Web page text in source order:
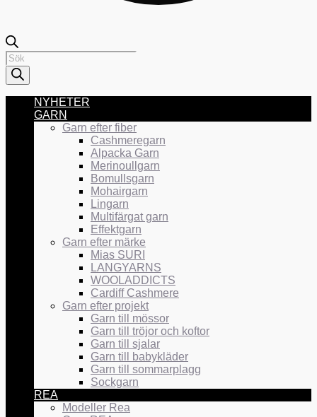
Products
search
NYHETER
GARN
Garn efter fiber
Cashmeregarn
Alpacka Garn
Merinoullgarn
Bomullsgarn
Mohairgarn
Lingarn
Multifärgat garn
Effektgarn
Garn efter märke
Mias SURI
LANGYARNS
WOOLADDICTS
Cardiff Cashmere
Garn efter projekt
Garn till mössor
Garn till tröjor och koftor
Garn till sjalar
Garn till babykläder
Garn till sommarplagg
Sockgarn
REA
Modeller Rea